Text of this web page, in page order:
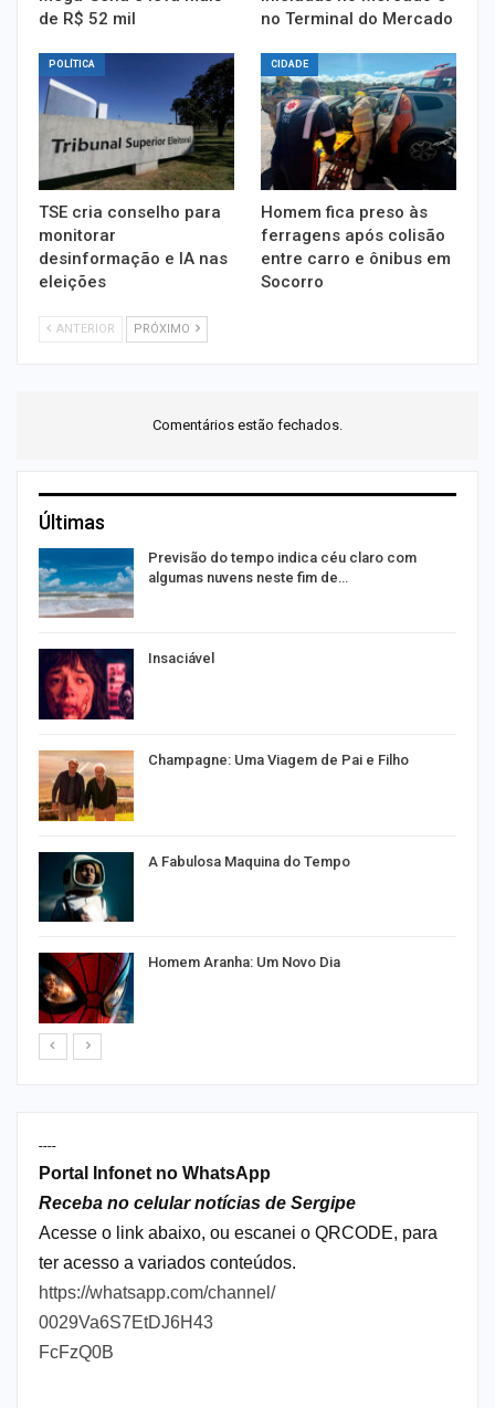
de R$ 52 mil
no Terminal do Mercado
POLÍTICA
TSE cria conselho para
monitorar
desinformação e IA nas
eleições
CIDADE
Homem fica preso às
ferragens após colisão
entre carro e ônibus em
Socorro
ANTERIOR PRÓXIMO
Comentários estão fechados.
Últimas
Previsão do tempo indica céu claro com
algumas nuvens neste fim de…
Insaciável
Champagne: Uma Viagem de Pai e Filho
A Fabulosa Maquina do Tempo
Homem Aranha: Um Novo Dia
----
Portal Infonet no WhatsApp
Receba no celular notícias de Sergipe
Acesse o link abaixo, ou escanei o QRCODE, para
ter acesso a variados conteúdos.
https://whatsapp.com/channel/
0029Va6S7EtDJ6H43
FcFzQ0B